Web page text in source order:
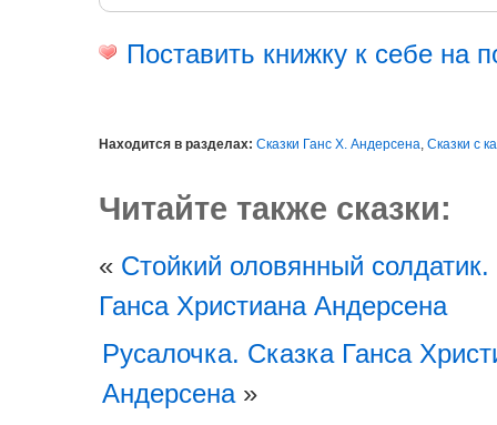
Поставить книжку к себе на
Находится в разделах: Сказки Ганс Х. Андерсена, Сказки с
Читайте также сказки:
« Стойкий оловянный
Ганса Христиана Андерсена
Русалочка. Сказка Ганса
Андерсена»